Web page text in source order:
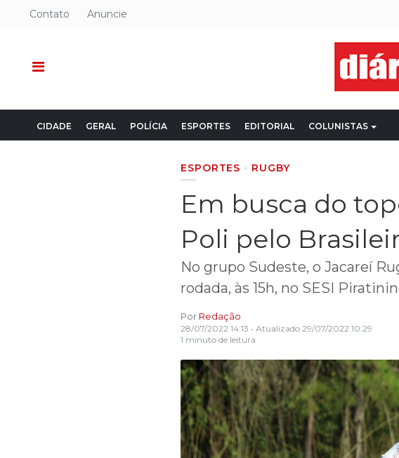
Contato Anuncie
CIDADE GERAL POLÍCIA ESPORTES EDITORIAL COLUNISTAS
ESPORTES RUGBY
Em busca do
Poli pelo
No grupo Sudeste, o Jacareí
rodada, às 15h, no SESI
Por Redação
28/07/2022 14:13 • Atualizado 29/07/2022 10:29
1 minuto de leitura